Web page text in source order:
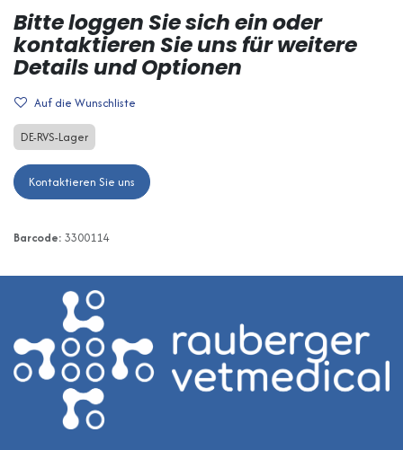
Bitte loggen Sie sich ein oder
kontaktieren Sie uns für weitere
Details und Optionen
Auf die Wunschliste
DE-RVS-Lager
Kontaktieren Sie uns
Barcode: 3300114